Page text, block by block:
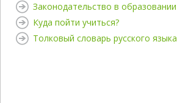
Законодательство в образовании
Куда пойти учиться?
Толковый словарь русского языка